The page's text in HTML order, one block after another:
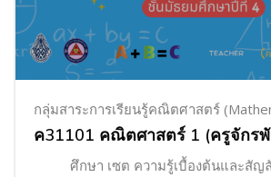
กลุ่มสาระการเรียนรู้คณิตศาสตร์
ค31101 คณิตศาสตร์ 1 (ครูจักร
ศึกษา เซต ความรู้เบื้องต้นและสัญ